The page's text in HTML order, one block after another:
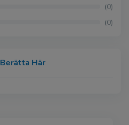
Berätta Här
(0)
(0)